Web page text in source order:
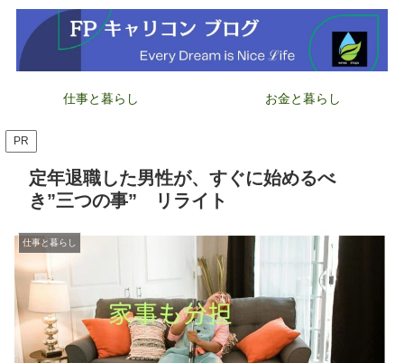
仕事と暮らし お金と暮らし
PR
定年退職した男性が、すぐに始めるべ
き”三つの事” リライト
仕事と暮らし